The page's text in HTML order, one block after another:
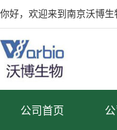
你好，欢迎来到南京沃博生
公司首页